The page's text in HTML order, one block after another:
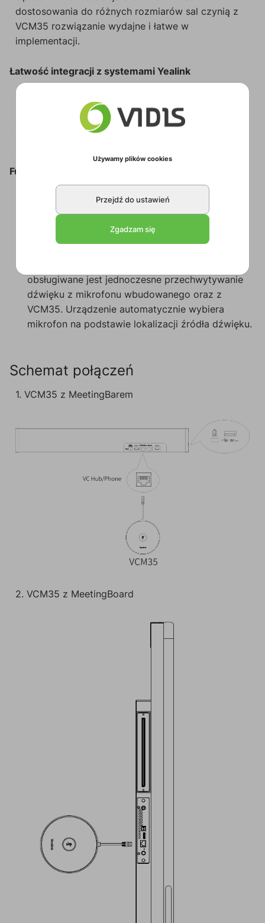
dostosowania do różnych rozmiarów sal czynią z
VCM35 rozwiązanie wydajne i łatwe w
implementacji.
Łatwość integracji z systemami Yealink
najnowszymi systemami wideokonferencyjnymi
Yealink, gwarantując intuicyjną obsługę i zgodność
Funkcjonalność z różnymi urządzeniami
W połączeniu z MeetingBar A10/A20/A30
VCM35 działa jako zewnętrzny mikrofon i nie
wspiera jednoczesnego użycia wbudowanego
obsługiwane jest jednoczesne przechwytywanie
dźwięku z mikrofonu wbudowanego oraz z
VCM35. Urządzenie automatycznie wybiera
mikrofon na podstawie lokalizacji źródła dźwięku.
Schemat połączeń
1. VCM35 z MeetingBarem
2. VCM35 z MeetingBoard
Używamy plików cookies
Przejdź do ustawień
Zgadzam się